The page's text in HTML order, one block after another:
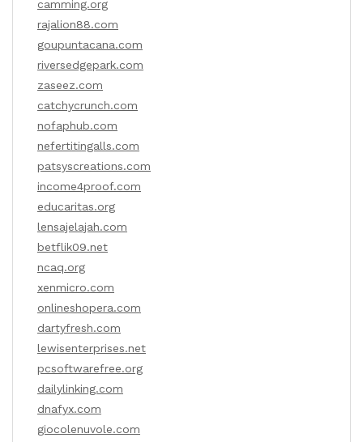
camming.org
rajalion88.com
goupuntacana.com
riversedgepark.com
zaseez.com
catchycrunch.com
nofaphub.com
nefertitingalls.com
patsyscreations.com
income4proof.com
educaritas.org
lensajelajah.com
betflik09.net
ncaq.org
xenmicro.com
onlineshopera.com
dartyfresh.com
lewisenterprises.net
pcsoftwarefree.org
dailylinking.com
dnafyx.com
giocolenuvole.com